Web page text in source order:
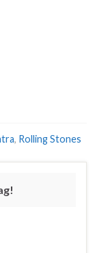
, Rolling Stones